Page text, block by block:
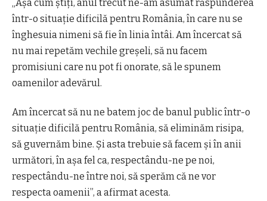
„Aşa cum ştiţi, anul trecut ne-am asumat răspunderea
într-o situaţie dificilă pentru România, în care nu se
înghesuia nimeni să fie în linia întâi. Am încercat să
nu mai repetăm vechile greşeli, să nu facem
promisiuni care nu pot fi onorate, să le spunem
oamenilor adevărul.
Am încercat să nu ne batem joc de banul public într-o
situaţie dificilă pentru România, să eliminăm risipa,
să guvernăm bine. Şi asta trebuie să facem şi în anii
următori, în aşa fel ca, respectându-ne pe noi,
respectându-ne între noi, să sperăm că ne vor
respecta oamenii”, a afirmat acesta.